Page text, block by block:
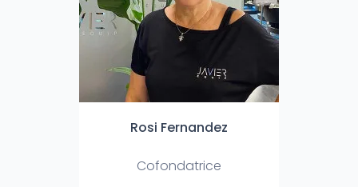
Rosi Fernandez
Cofondatrice